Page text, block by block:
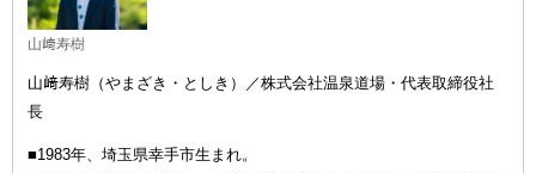
山﨑寿樹
山﨑寿樹（やまざき・としき）／株式会社温泉道場・代表取締役社
長
■1983年、埼玉県幸手市生まれ。